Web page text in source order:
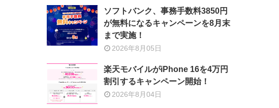
ソフトバンク、事務手数料3850円
が無料になるキャンペーンを8月末
まで実施！
2026年8月05日
楽天モバイルがiPhone 16を4万円
割引するキャンペーン開始！
2026年8月04日